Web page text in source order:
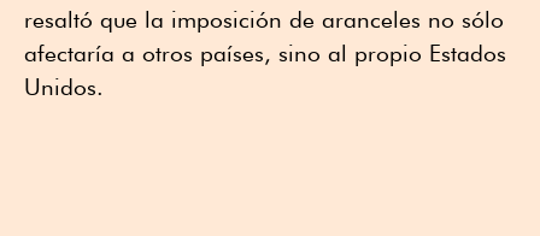
resaltó que la imposición de aranceles no sólo
afectaría a otros países, sino al propio Estados
Unidos.